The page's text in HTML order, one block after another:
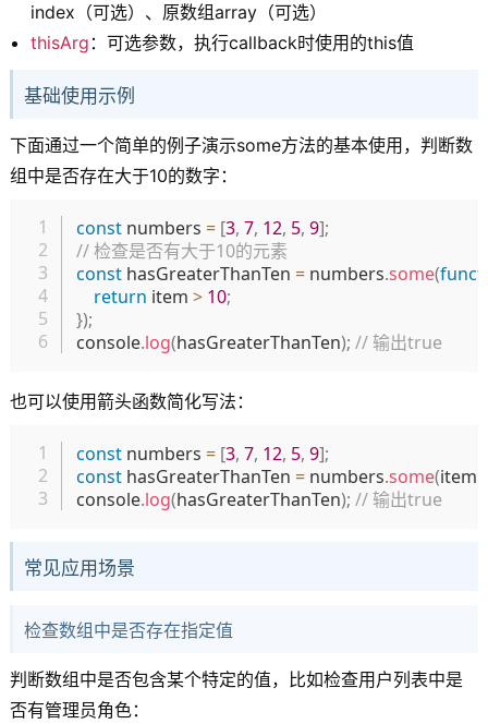
index（可选）、原数组array（可选）
thisArg ：可选参数，执行callback时使用的this值
基础使用示例
下面通过一个简单的例子演示some方法的基本使用，判断数
组中是否存在大于10的数字：
const numbers = [3, 7, 12, 5, 9];
// 检查是否有大于10的元素
const hasGreaterThanTen = numbers.some(
return item > 10;
});
console.log(hasGreaterThanTen); // 输出true
也可以使用箭头函数简化写法：
const numbers = [3, 7, 12, 5, 9];
const hasGreaterThanTen = numbers.some(item
console.log(hasGreaterThanTen); // 输出true
常见应用场景
检查数组中是否存在指定值
判断数组中是否包含某个特定的值，比如检查用户列表中是
否有管理员角色：